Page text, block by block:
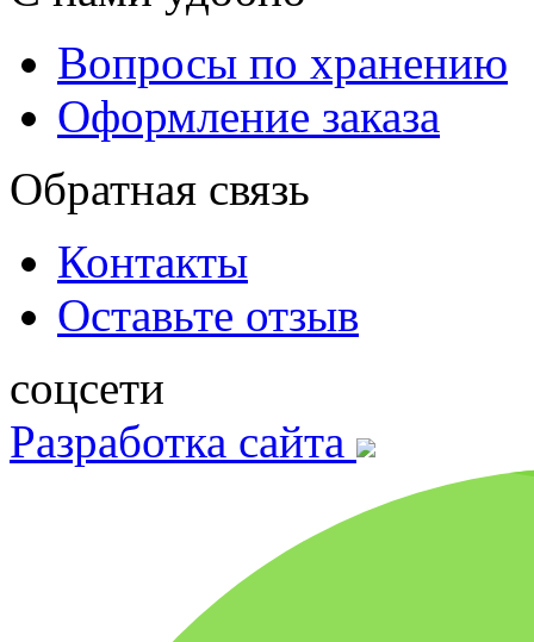
Вопросы по хранению
Оформление заказа
Обратная связь
Контакты
Оставьте отзыв
соцсети
Разработка сайта